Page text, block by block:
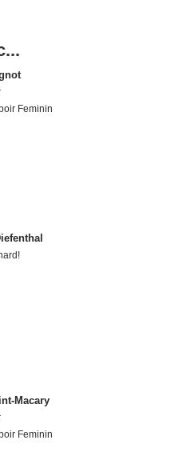
Feminin
Macary
Feminin